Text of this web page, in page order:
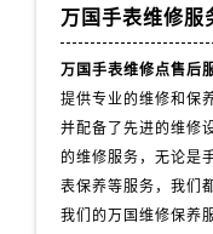
万国手表维修服
万国手表维修点售后
提供专业的维修和保
并配备了先进的维修
的维修服务，无论是
表保养等服务，我们
我们的万国维修保养